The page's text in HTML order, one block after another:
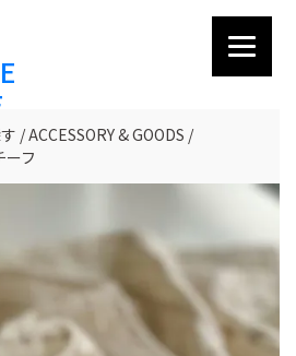
ACCESSORY & GOODS
フ